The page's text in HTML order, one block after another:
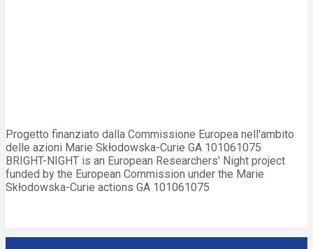
Progetto finanziato dalla Commissione Europea nell'ambito
delle azioni Marie Skłodowska-Curie GA 101061075
BRIGHT-NIGHT is an European Researchers' Night project
funded by the European Commission under the Marie
Skłodowska-Curie actions GA 101061075